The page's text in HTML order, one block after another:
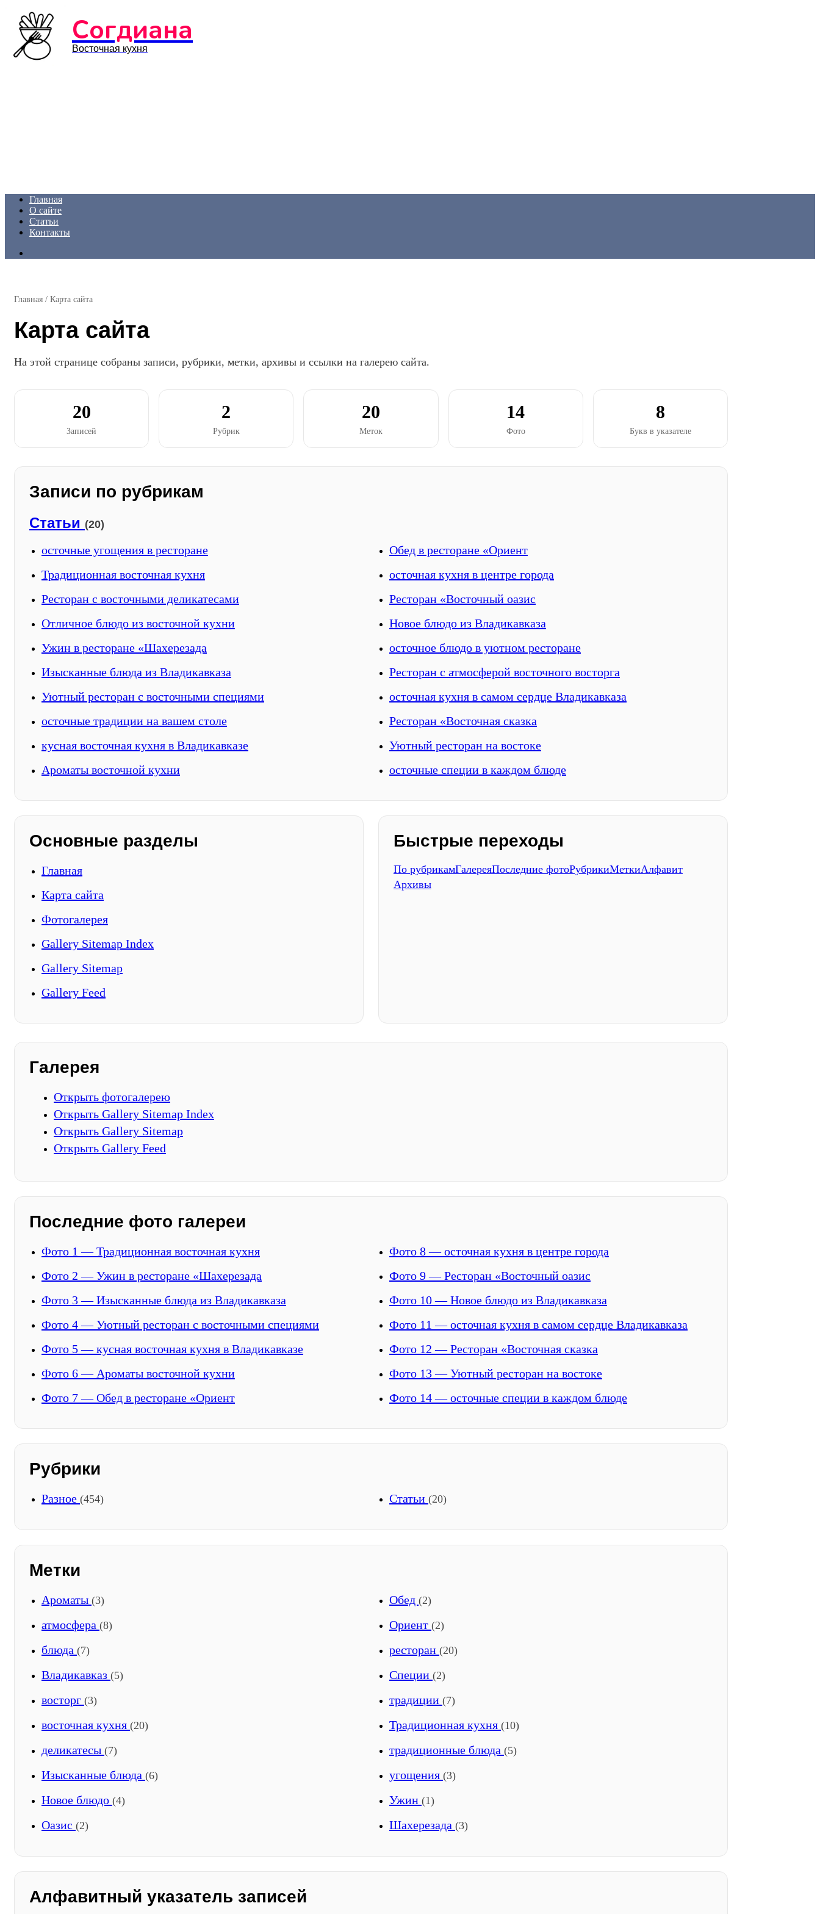
Согдиана
Восточная кухня
Главная
О сайте
Статьи
Контакты
Главная / Карта сайта
Карта сайта
На этой странице собраны записи, рубрики, метки, архивы и ссылки на галерею сайта.
20
Записей
2
Рубрик
20
Меток
14
Фото
8
Букв в указателе
Записи по рубрикам
Статьи (20)
осточные угощения в ресторане
Традиционная восточная кухня
Ресторан с восточными деликатесами
Отличное блюдо из восточной кухни
Ужин в ресторане «Шахерезада
Изысканные блюда из Владикавказа
Уютный ресторан с восточными специями
осточные традиции на вашем столе
кусная восточная кухня в Владикавказе
Ароматы восточной кухни
Обед в ресторане «Ориент
осточная кухня в центре города
Ресторан «Восточный оазис
Новое блюдо из Владикавказа
осточное блюдо в уютном ресторане
Ресторан с атмосферой восточного восторга
осточная кухня в самом сердце Владикавказа
Ресторан «Восточная сказка
Уютный ресторан на востоке
осточные специи в каждом блюде
Основные разделы
Главная
Карта сайта
Фотогалерея
Gallery Sitemap Index
Gallery Sitemap
Gallery Feed
Быстрые переходы
По рубрикамГалереяПоследние фотоРубрикиМеткиАлфавит
Архивы
Галерея
Открыть фотогалерею
Открыть Gallery Sitemap Index
Открыть Gallery Sitemap
Открыть Gallery Feed
Последние фото галереи
Фото 1 — Традиционная восточная кухня
Фото 2 — Ужин в ресторане «Шахерезада
Фото 3 — Изысканные блюда из Владикавказа
Фото 4 — Уютный ресторан с восточными специями
Фото 5 — кусная восточная кухня в Владикавказе
Фото 6 — Ароматы восточной кухни
Фото 7 — Обед в ресторане «Ориент
Фото 8 — осточная кухня в центре города
Фото 9 — Ресторан «Восточный оазис
Фото 10 — Новое блюдо из Владикавказа
Фото 11 — осточная кухня в самом сердце Владикавказа
Фото 12 — Ресторан «Восточная сказка
Фото 13 — Уютный ресторан на востоке
Фото 14 — осточные специи в каждом блюде
Рубрики
Разное (454) Статьи (20)
Метки
Ароматы (3)
атмосфера (8)
блюда (7)
Владикавказ (5)
восторг (3)
восточная кухня (20)
деликатесы (7)
Изысканные блюда (6)
Новое блюдо (4)
Оазис (2)
Обед (2)
Ориент (2)
ресторан (20)
Специи (2)
традиции (7)
Традиционная кухня (10)
традиционные блюда (5)
угощения (3)
Ужин (1)
Шахерезада (3)
Алфавитный указатель записей